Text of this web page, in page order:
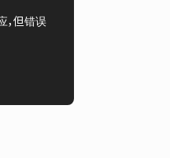
，但错误